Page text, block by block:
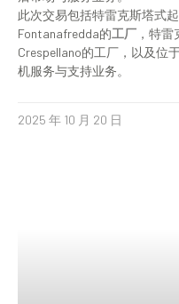
后市场与服务业务。
此次交易包括特雷克斯塔式
Fontanafredda的工厂，特雷
Crespellano的工厂，以及位